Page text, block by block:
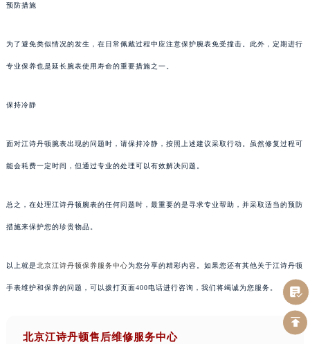
预防措施
为了避免类似情况的发生，在日常佩戴过程中应注意保护腕表免受撞击。此外，定期进行
专业保养也是延长腕表使用寿命的重要措施之一。
保持冷静
面对江诗丹顿腕表出现的问题时，请保持冷静，按照上述建议采取行动。虽然修复过程可
能会耗费一定时间，但通过专业的处理可以有效解决问题。
总之，在处理江诗丹顿腕表的任何问题时，最重要的是寻求专业帮助，并采取适当的预防
措施来保护您的珍贵物品。
以上就是北京江诗丹顿保养服务中心为您分享的精彩内容。如果您还有其他关于江诗丹顿
手表维护和保养的问题，可以拨打页面400电话进行咨询，我们将竭诚为您服务。
北京江诗丹顿售后维修服务中心